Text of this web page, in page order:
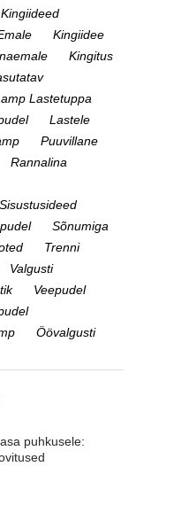
Kingiideed
Kingiidee
Kingitus
Lastetuppa
Lastele
Puuvillane
Rannalina
Sisustusideed
Sõnumiga
Trenni
Valgusti
Veepudel
Öövalgusti
puhkusele: